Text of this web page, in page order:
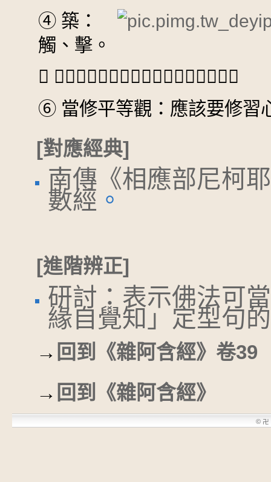
④ 築：
觸、擊。
⑤ 𭶑：同「黠」，聰明。讀音同「狹」。
⑥ 當修平等觀：應該要修習
[對應經典]
南傳《相應部尼柯
數經 。
[進階辨正]
研討：表示佛法可
緣自覺知」定型句
→ 回到《雜阿含經》卷39
→ 回到《雜阿含經》
© 卍